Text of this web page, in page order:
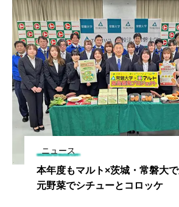
ニュース
本年度もマルト×茨城・常磐大
元野菜でシチューとコロッケ